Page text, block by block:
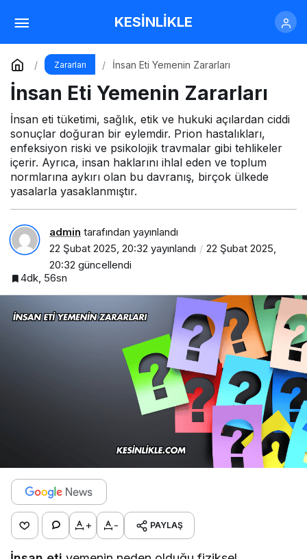
KESİNLİKLE
Zararları İnsan Eti Yemenin Zararları
İnsan Eti Yemenin Zararları
İnsan eti tüketimi, sağlık, etik ve hukuki açılardan ciddi
sonuçlar doğuran bir eylemdir. Prion hastalıkları,
enfeksiyon riski ve psikolojik travmalar gibi tehlikeler
içerir. Ayrıca, insan haklarını ihlal eden ve toplum
normlarına aykırı olan bu davranış, birçok ülkede
yasalarla yasaklanmıştır.
admin tarafından yayınlandı
22 Şubat 2025, 20:32 yayınlandı
22 Şubat 2025,
20:32 güncellendi
4dk, 56sn
+ - PAYLAŞ
İnsan Eti Yemenin Zararları
Yorum Yap